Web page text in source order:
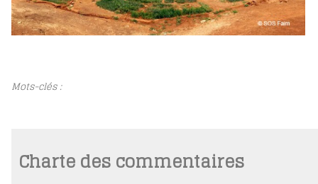
Mots-clés :
Charte des commentaires